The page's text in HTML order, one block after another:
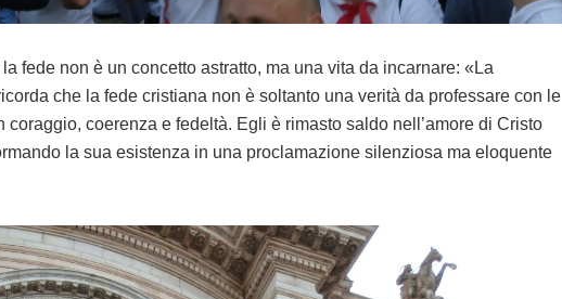
fede non è un concetto astratto, ma una vita da incarnare: «La
che la fede cristiana non è soltanto una verità da professare con le
coraggio, coerenza e fedeltà. Egli è rimasto saldo nell’amore di Cristo
la sua esistenza in una proclamazione silenziosa ma eloquente